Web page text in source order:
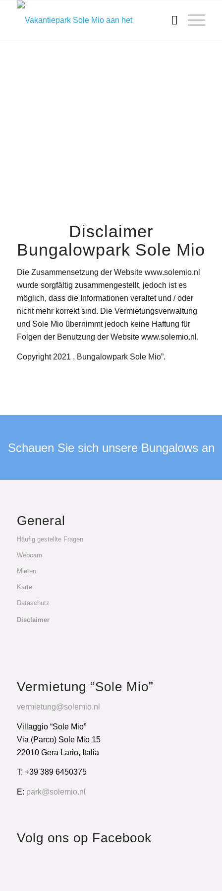
Disclaimer
Bungalowpark Sole Mio
Die Zusammensetzung der Website www.solemio.nl
wurde sorgfältig zusammengestellt, jedoch ist es
möglich, dass die Informationen veraltet und / oder
nicht mehr korrekt sind. Die Vermietungsverwaltung
und Sole Mio übernimmt jedoch keine Haftung für
Folgen der Benutzung der Website www.solemio.nl.
Copyright 2021 , Bungalowpark Sole Mio”.
Schauen Sie sich unsere Bungalows an
General
Häufig gestellte Fragen
Webcam
Mieten
Karte
Dataschutz
Disclaimer
Vermietung “Sole Mio”
vermietung@solemio.nl
Villaggio “Sole Mio”
Via (Parco) Sole Mio 15
22010 Gera Lario, Italia
T: +39 389 6450375
E: park@solemio.nl
Volg ons op Facebook